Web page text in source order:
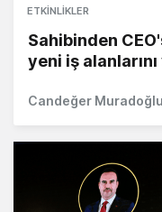
ETKINLIKLER
Sahibinden
yeni iş
Candeğer Muradoğlu